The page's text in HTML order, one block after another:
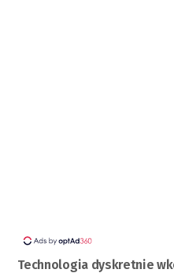
Technologia dyskretnie